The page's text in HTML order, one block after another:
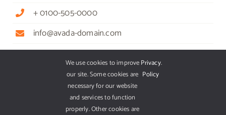
+ 0100-505-0000
info@avada-domain.com
GET OUR APP
We use cookies to improve
our site. Some cookies are
necessary for our website
and services to function
properly. Other cookies are
Privacy
Policy
.